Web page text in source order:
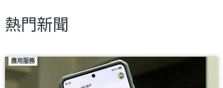
熱門新聞
應用服務